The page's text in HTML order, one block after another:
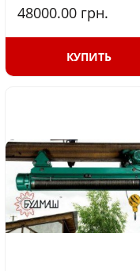
48000.00 грн.
КУПИТЬ